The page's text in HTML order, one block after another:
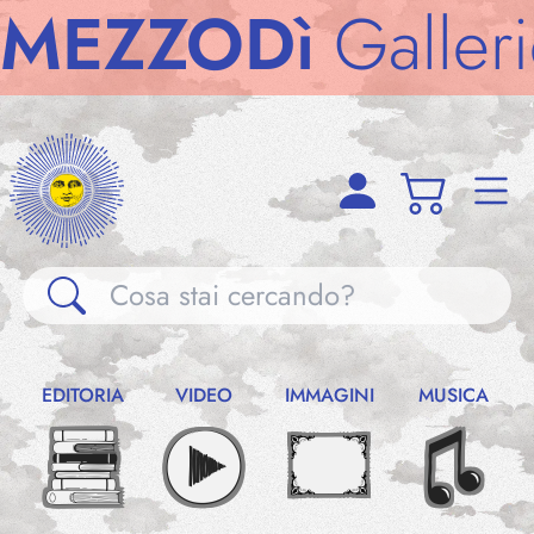
Gallerie
Gallerie
Notizie
EDITORIA VIDEO IMMAGINI MUSICA